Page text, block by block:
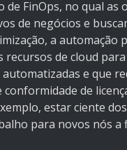
de FinOps, no qual
de negócios e
a
de cloud
e que
de
estar ciente
para novos nós